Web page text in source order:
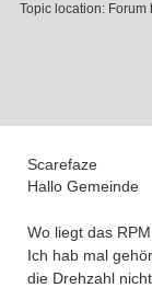
Topic location: Forum
Scarefaze
Hallo Gemeinde
Wo liegt das
Ich hab mal
die Drehzahl